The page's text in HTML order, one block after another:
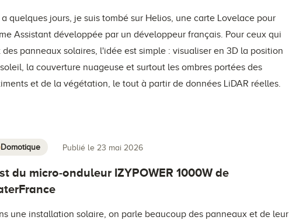
a quelques jours, je suis tombé sur Helios, une carte Lovelace pour
Assistant développée par un développeur français. Pour ceux qui
des panneaux solaires, l'idée est simple : visualiser en 3D la position
la couverture nuageuse et surtout les ombres portées des
et de la végétation, le tout à partir de données LiDAR réelles.
Domotique Publié le 23 mai 2026
du micro-onduleur IZYPOWER 1000W de
une installation solaire, on parle beaucoup des panneaux et de leur